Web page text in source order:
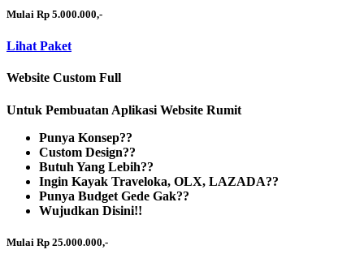
Mulai Rp 5.000.000,-
Lihat Paket
Website Custom Full
Untuk Pembuatan Aplikasi Website Rumit
Punya Konsep??
Custom Design??
Butuh Yang Lebih??
Ingin Kayak Traveloka, OLX, LAZADA??
Punya Budget Gede Gak??
Wujudkan Disini!!
Mulai Rp 25.000.000,-